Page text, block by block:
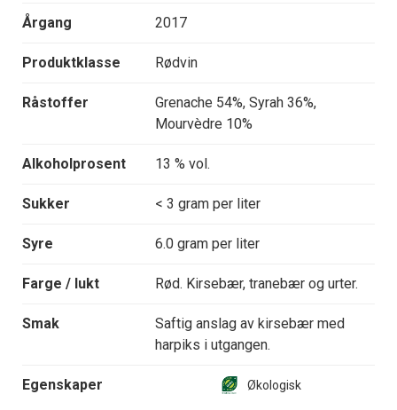
Årgang 2017
Produktklasse Rødvin
Råstoffer
Grenache 54%, Syrah 36%,
Mourvèdre 10%
Alkoholprosent 13 % vol.
Sukker < 3 gram per liter
Syre 6.0 gram per liter
Farge / lukt Rød. Kirsebær, tranebær og urter.
Smak
Saftig anslag av kirsebær med
harpiks i utgangen.
Egenskaper Økologisk